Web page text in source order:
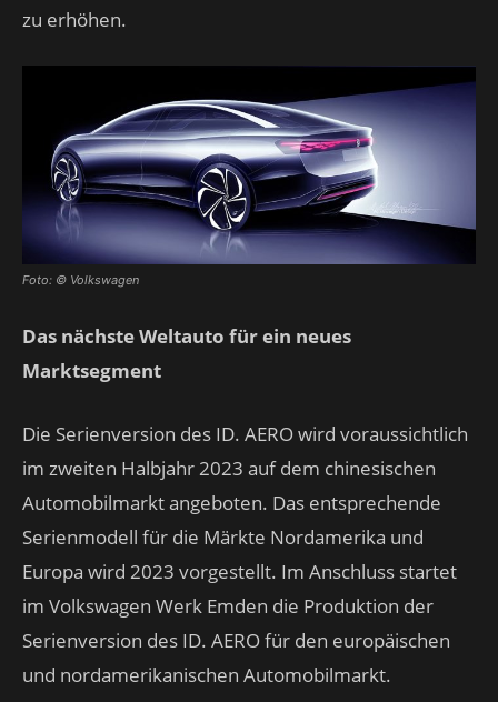
zu erhöhen.
Foto: © Volkswagen
Das nächste Weltauto für ein neues
Marktsegment
Die Serienversion des ID. AERO wird voraussichtlich
im zweiten Halbjahr 2023 auf dem chinesischen
Automobilmarkt angeboten. Das entsprechende
Serienmodell für die Märkte Nordamerika und
Europa wird 2023 vorgestellt. Im Anschluss startet
im Volkswagen Werk Emden die Produktion der
Serienversion des ID. AERO für den europäischen
und nordamerikanischen Automobilmarkt.